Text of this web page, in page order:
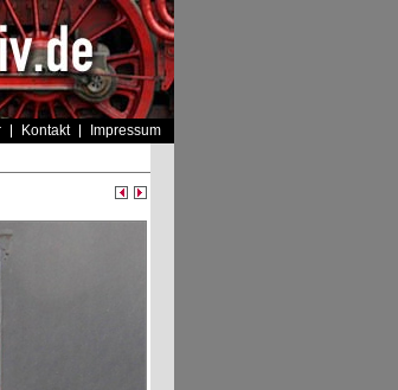
Kontakt Impressum